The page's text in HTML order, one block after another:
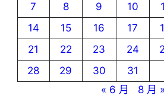
7
8 9 10
14
15 16 17
21
22 23 24
28
29 30
31
« 6 月
8 月 »